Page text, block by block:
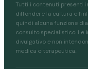
Tutti i contenuti presenti
diffondere la cultura e
quindi alcuna funzione
consulto specialistico. Le
divulgativo e non
medica o terapeutica.